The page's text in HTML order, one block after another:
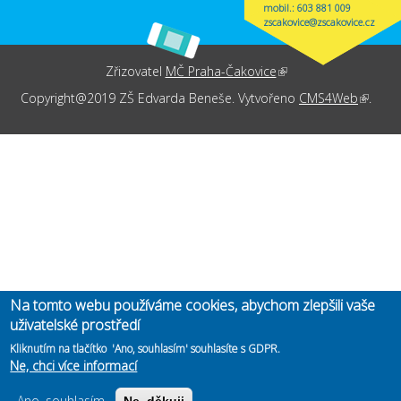
mobil.: 603 881 009
zscakovice@zscakovice.cz
Zřizovatel MČ Praha-Čakovice(link is external)
Copyright@2019 ZŠ Edvarda Beneše. Vytvořeno CMS4Web (link is
.
Na tomto webu používáme cookies, abychom zlepšili vaše
uživatelské prostředí
Kliknutím na tlačítko 'Ano, souhlasím' souhlasíte s GDPR.
Ne, chci více informací